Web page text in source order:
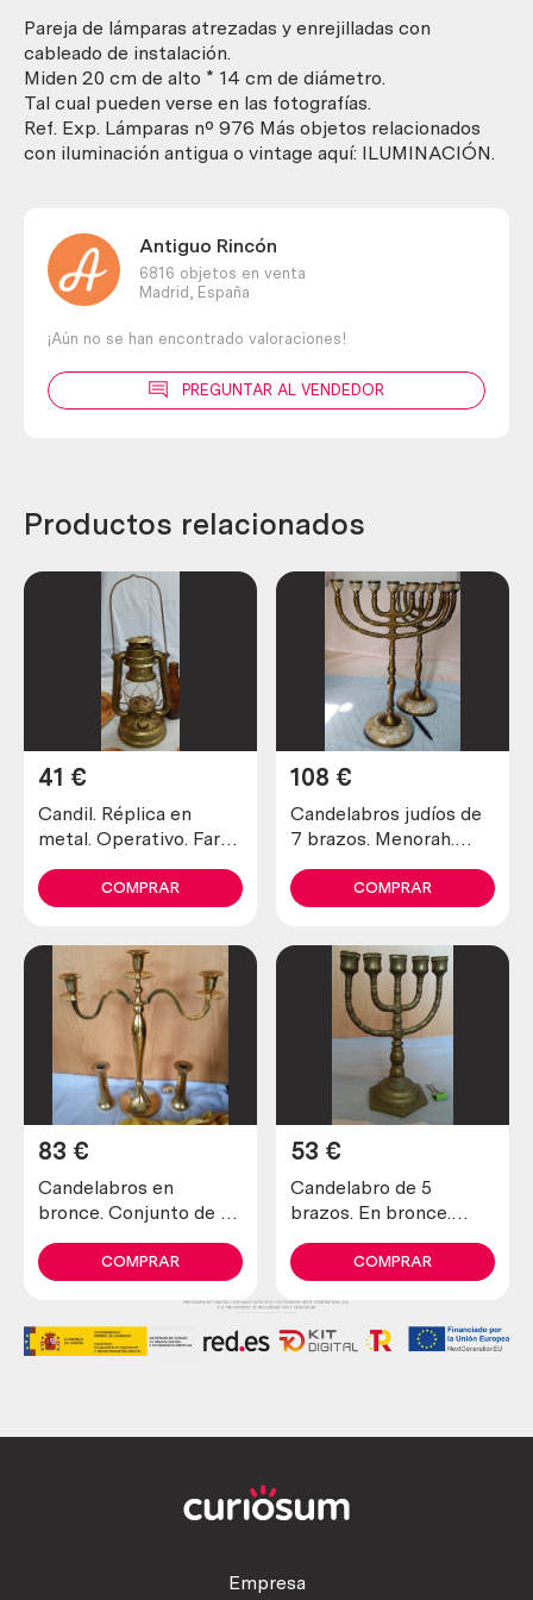
Pareja de lámparas atrezadas y enrejilladas con
cableado de instalación.
Miden 20 cm de alto * 14 cm de diámetro.
Tal cual pueden verse en las fotografías.
Ref. Exp. Lámparas nº 976 Más objetos relacionados
con iluminación antigua o vintage aquí: ILUMINACIÓN.
Antiguo Rincón
6816 objetos en venta
Madrid,
España
¡Aún no se han encontrado valoraciones!
PREGUNTAR AL VENDEDOR
Productos relacionados
Candil. Réplica en
metal. Operativo. Farol
41 €
COMPRAR
Candelabros judíos de
7 brazos. Menorah.
108 €
COMPRAR
Candelabros en
bronce. Conjunto de 3
Old candlestiks.
83 €
COMPRAR
Candelabro de 5
brazos. En bronce.
53 €
COMPRAR
Empresa